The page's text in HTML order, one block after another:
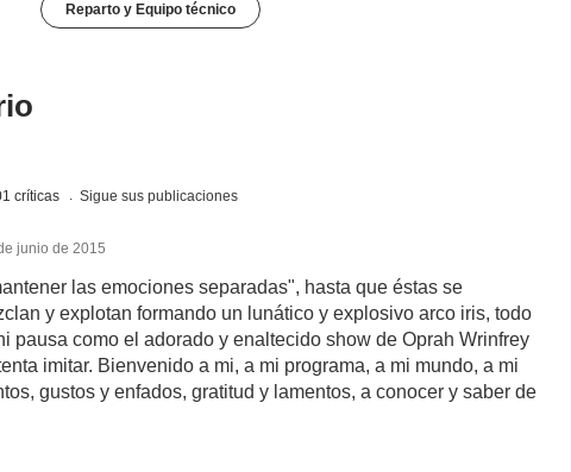
Reparto y Equipo técnico
críticas Sigue sus publicaciones
junio de 2015
las emociones separadas", hasta que éstas se
y explotan formando un lunático y explosivo arco iris, todo
pausa como el adorado y enaltecido show de Oprah Wrinfrey
imitar. Bienvenido a mi, a mi programa, a mi mundo, a mi
gustos y enfados, gratitud y lamentos, a conocer y saber de